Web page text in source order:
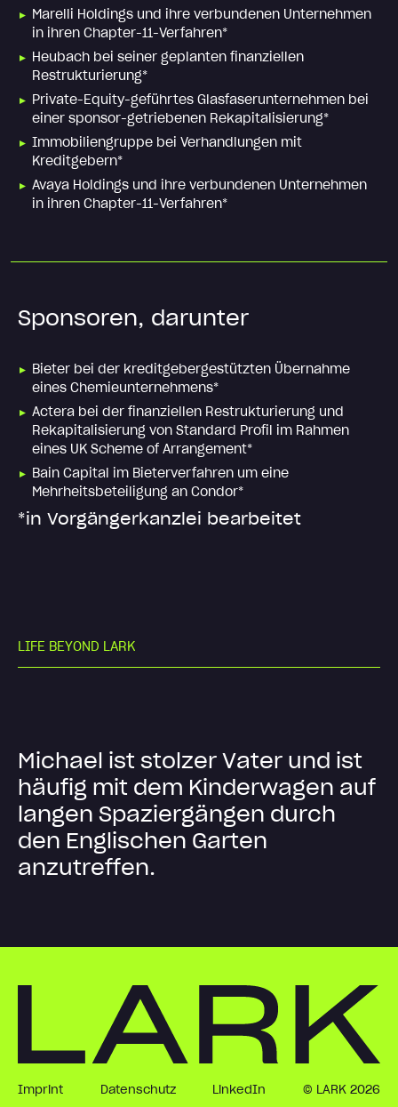
Marelli Holdings und ihre verbundenen Unternehmen
in ihren Chapter-11-Verfahren*
Heubach bei seiner geplanten finanziellen
Restrukturierung*
Private-Equity-geführtes Glasfaserunternehmen bei
einer sponsor-getriebenen Rekapitalisierung*
Immobiliengruppe bei Verhandlungen mit
Kreditgebern*
Avaya Holdings und ihre verbundenen Unternehmen
in ihren Chapter-11-Verfahren*
Sponsoren, darunter
Bieter bei der kreditgebergestützten Übernahme
eines Chemieunternehmens*
Actera bei der finanziellen Restrukturierung und
Rekapitalisierung von Standard Profil im Rahmen
eines UK Scheme of Arrangement*
Bain Capital im Bieterverfahren um eine
Mehrheitsbeteiligung an Condor*
*in Vorgängerkanzlei bearbeitet
L IFE BEYOND L ARK
Michael ist stolzerVater und ist
häufig mit dem Kinderwagen auf
langen Spaziergängen durch
den Englischen Garten
anzutreffen.
Imprint Datenschutz LinkedIn © LARK 2026